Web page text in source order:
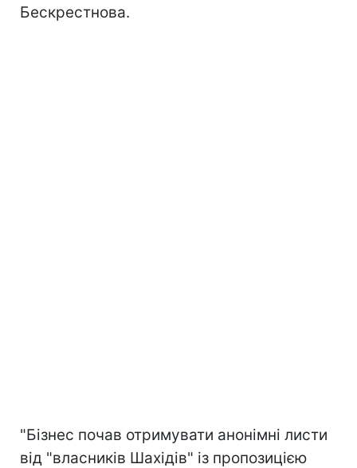
Бескрестнова.
"Бізнес почав отримувати анонімні листи
від "власників Шахідів" із пропозицією